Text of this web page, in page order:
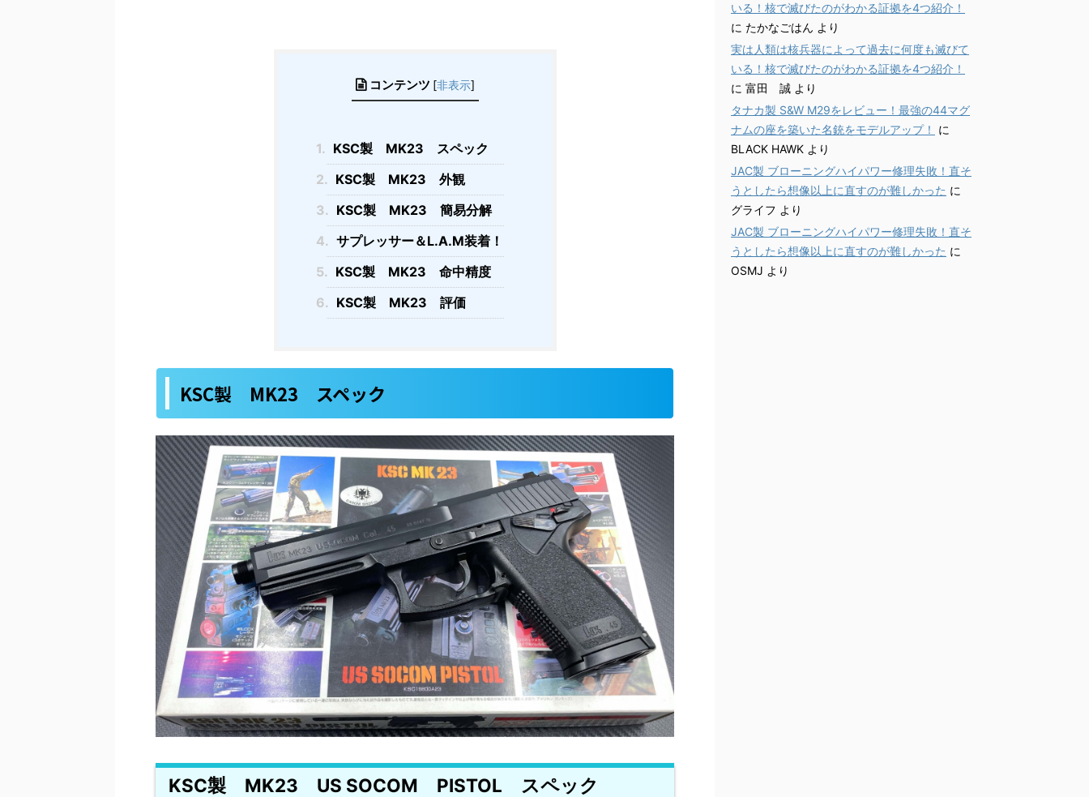
コンテンツ [非表示]
1. KSC製 MK23 スペック
2. KSC製 MK23 外観
3. KSC製 MK23 簡易分解
4. サプレッサー＆L.A.M装着！
5. KSC製 MK23 命中精度
6. KSC製 MK23 評価
KSC製 MK23 スペック
KSC製 MK23 US SOCOM PISTOL スペック
いる！核で滅びたのがわかる証拠を4つ紹介！
に たかなごはん より
実は人類は核兵器によって過去に何度も滅びて
いる！核で滅びたのがわかる証拠を4つ紹介！
に 富田 誠 より
タナカ製 S&W M29をレビュー！最強の44マグ
ナムの座を築いた名銃をモデルアップ！
に
BLACK HAWK より
JAC製 ブローニングハイパワー修理失敗！直そ
うとしたら想像以上に直すのが難しかった に
グライフ より
JAC製 ブローニングハイパワー修理失敗！直そ
うとしたら想像以上に直すのが難しかった に
OSMJ より